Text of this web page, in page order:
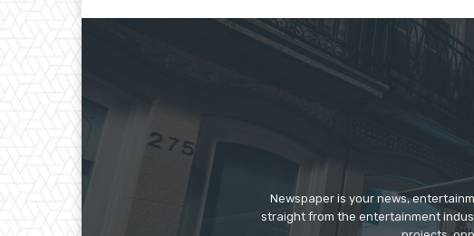
Newspaper is your news,
straight from the entertainment